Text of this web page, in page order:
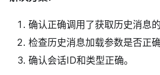
确认正确调用了获取历史消息的
检查历史消息加载参数是否正确
确认会话ID和类型正确。